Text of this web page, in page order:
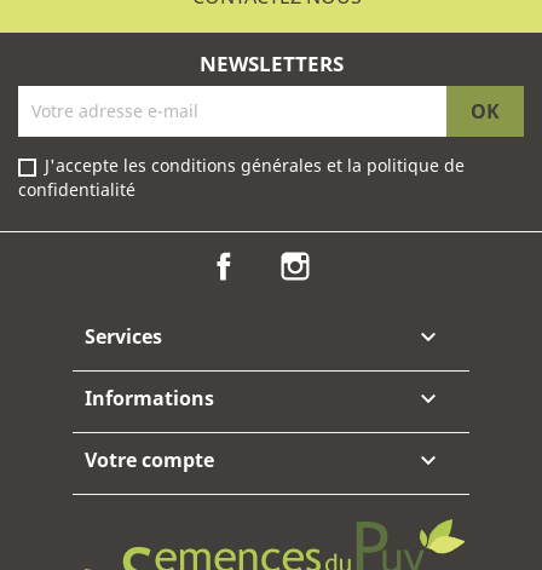
NEWSLETTERS
J'accepte les conditions générales et la politique de
confidentialité
Facebook
Services 
Informations 
Votre compte 